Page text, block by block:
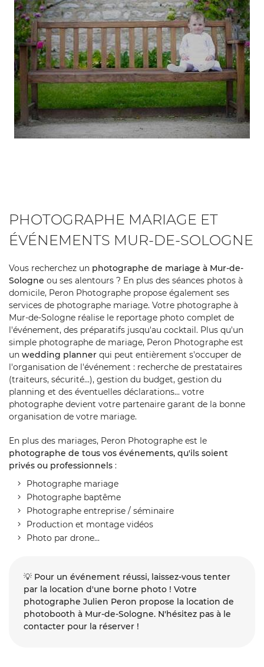
REJOIGNEZ-
PHOTOGRAPHE MARIAGE ET
ÉVÉNEMENTS MUR-DE-SOLOGNE
Vous recherchez un photographe de mariage à Mur-de-
Sologne ou ses alentours ? En plus des séances photos à
domicile, Peron Photographe propose également ses
services de photographe mariage. Votre photographe à
Mur-de-Sologne réalise le reportage photo complet de
l'événement, des préparatifs jusqu'au cocktail. Plus qu'un
simple photographe de mariage, Peron Photographe est
un wedding planner qui peut entièrement s'occuper de
l'organisation de l'événement : recherche de prestataires
(traiteurs, sécurité...), gestion du budget, gestion du
planning et des éventuelles déclarations... votre
photographe devient votre partenaire garant de la bonne
organisation de votre mariage.
En plus des mariages, Peron Photographe est le
photographe de tous vos événements, qu'ils soient
privés ou professionnels :
Photographe mariage
Photographe baptême
Photographe entreprise / séminaire
Production et montage vidéos
Photo par drone...
💡 Pour un événement réussi, laissez-vous tenter
par la location d'une borne photo ! Votre
photographe Julien Peron propose la location de
photobooth à Mur-de-Sologne. N'hésitez pas à le
contacter pour la réserver !